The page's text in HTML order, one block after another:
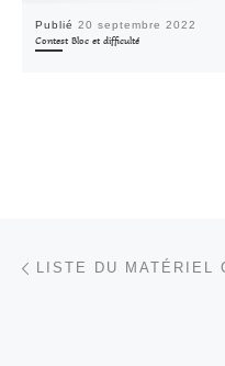
Publié 20 septembre 2022
Contest Bloc et difficulté
Parcourir les